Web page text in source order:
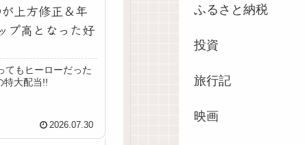
上方修正＆年
プ高となった好
てもヒーローだった
特大配当!!
2026.07.30
ふるさと納税
投資
旅行記
映画